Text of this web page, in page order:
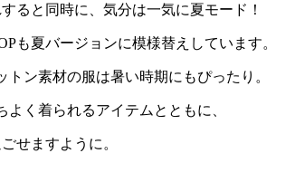
ると同時に、気分は一気に夏モード！
も夏バージョンに模様替えしています。
ン素材の服は暑い時期にもぴったり。
く着られるアイテムとともに、
せますように。